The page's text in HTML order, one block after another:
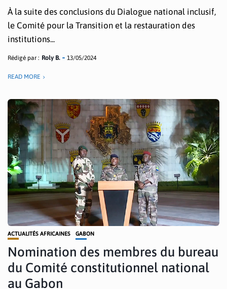
À la suite des conclusions du Dialogue national inclusif,
le Comité pour la Transition et la restauration des
institutions...
Rédigé par : Roly B. 13/05/2024
READ MORE
ACTUALITÉS AFRICAINES GABON
Nomination des membres du bureau
du Comité constitutionnel national
au Gabon